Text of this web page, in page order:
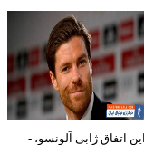
ژابی آلونسو، -